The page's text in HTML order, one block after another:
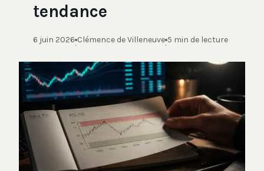
tendance
6 juin 2026
·
Clémence de Villeneuve
·
5 min de lecture